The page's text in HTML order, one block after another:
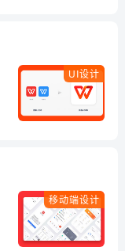
UI设计
移动端设计